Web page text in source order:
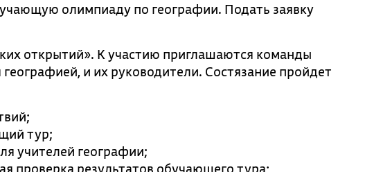
олимпиаду по географии. Подать заявку
открытий». К участию приглашаются команды
и их руководители. Состязание пройдет
тур;
учителей географии;
проверка результатов обучающего тура;